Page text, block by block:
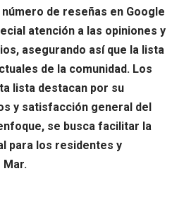
de reseñas en Google
atención a las opiniones y
asegurando así que la lista
de la comunidad. Los
lista destacan por su
y satisfacción general del
se busca facilitar la
para los residentes y
Mar.